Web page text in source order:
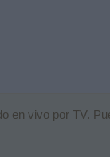
en vivo por TV.